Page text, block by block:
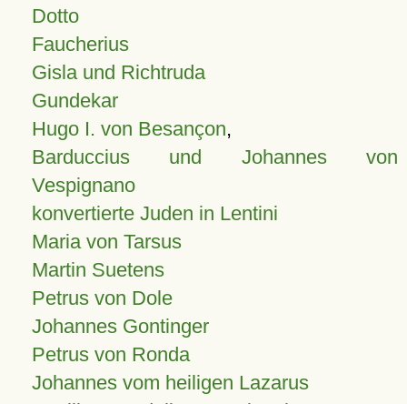
Dotto
Faucherius
Gisla und Richtruda
Gundekar
Hugo I. von Besançon,
Barduccius und Johannes von
Vespignano
konvertierte Juden in Lentini
Maria von Tarsus
Martin Suetens
Petrus von Dole
Johannes Gontinger
Petrus von Ronda
Johannes vom heiligen Lazarus